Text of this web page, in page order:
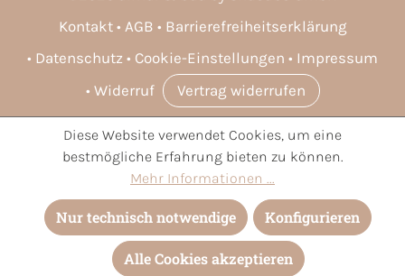
Kontakt
AGB
Barrierefreiheitserklärung
Datenschutz
Cookie-Einstellungen
Impressum
Widerruf
Vertrag widerrufen
* Alle Preise inkl. gesetzl. Mehrwertsteuer zzgl.Versandkosten
und ggf. Nachnahmegebühren, wenn nicht anders angegeben.
Diese Website verwendet Cookies, um eine
bestmögliche Erfahrung bieten zu können.
Mehr Informationen ...
Nur technisch notwendige Konfigurieren
Alle Cookies akzeptieren